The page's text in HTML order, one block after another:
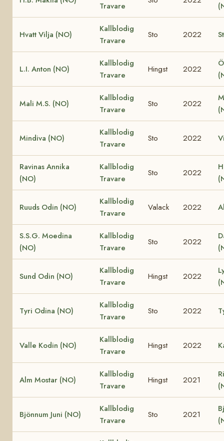
Travare
Hvatt Vilja (NO)
Kallblodig
Travare
Sto 2022
L.I. Anton (NO)
Kallblodig
Travare
Hingst 2022
Mali M.S. (NO)
Kallblodig
Travare
Sto 2022
Mindiva (NO)
Kallblodig
Travare
Sto 2022
Ravinas Annika
(NO)
Kallblodig
Travare
Sto 2022
Ruuds Odin (NO)
Kallblodig
Travare
Valack 2022
S.S.G. Moedina
(NO)
Kallblodig
Travare
Sto 2022
Sund Odin (NO)
Kallblodig
Travare
Hingst 2022
Tyri Odina (NO)
Kallblodig
Travare
Sto 2022
Valle Kodin (NO)
Kallblodig
Travare
Hingst 2022
Alm Mostar (NO)
Kallblodig
Travare
Hingst 2021
Bjönnum Juni (NO)
Kallblodig
Travare
Sto 2021